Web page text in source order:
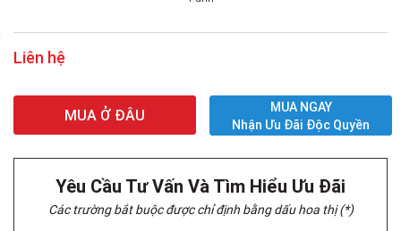
Liên hệ
MUA Ở ĐÂU
MUA NGAY
Nhận Ưu Đãi Độc Quyền
Yêu Cầu Tư Vấn Và Tìm Hiểu Ưu Đãi
Các trường bắt buộc được chỉ định bằng dấu hoa thị (*)